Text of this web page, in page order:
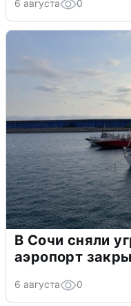
6 августа 0
В Сочи сняли
аэропорт
6 августа 0